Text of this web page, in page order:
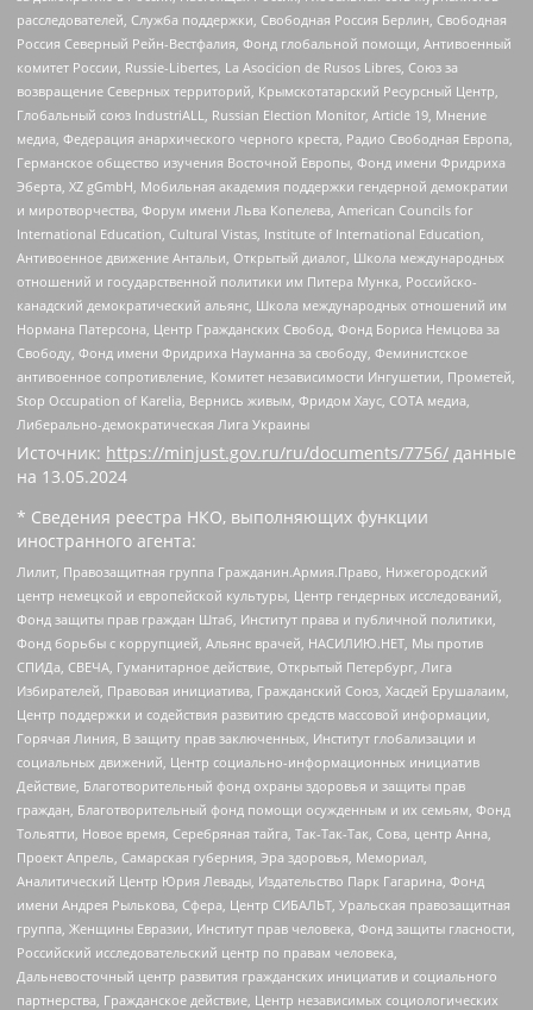
расследователей, Служба поддержки, Свободная Россия Берлин, Свободная
Россия Северный Рейн-Вестфалия, Фонд глобальной помощи, Антивоенный
комитет России, Russie-Libertes, La Asocicion de Rusos Libres, Союз за
возвращение Северных территорий, Крымскотатарский Ресурсный Центр,
Глобальный союз IndustriALL, Russian Election Monitor, Article 19, Мнение
медиа, Федерация анархического черного креста, Радио Свободная Европа,
Германское общество изучения Восточной Европы, Фонд имени Фридриха
Эберта, XZ gGmbH, Мобильная академия поддержки гендерной демократии
и миротворчества, Форум имени Льва Копелева, American Councils for
International Education, Cultural Vistas, Institute of International Education,
Антивоенное движение Антальи, Открытый диалог, Школа международных
отношений и государственной политики им Питера Мунка, Российско-
канадский демократический альянс, Школа международных отношений им
Нормана Патерсона, Центр Гражданских Свобод, Фонд Бориса Немцова за
Свободу, Фонд имени Фридриха Науманна за свободу, Феминистское
антивоенное сопротивление, Комитет независимости Ингушетии, Прометей,
Stop Occupation of Karelia, Вернись живым, Фридом Хаус, СОТА медиа,
Либерально-демократическая Лига Украины
Источник: https://minjust.gov.ru/ru/documents/7756/ данные
на 13.05.2024
* Сведения реестра НКО, выполняющих функции
иностранного агента:
Лилит, Правозащитная группа Гражданин.Армия.Право, Нижегородский
центр немецкой и европейской культуры, Центр гендерных исследований,
Фонд защиты прав граждан Штаб, Институт права и публичной политики,
Фонд борьбы с коррупцией, Альянс врачей, НАСИЛИЮ.НЕТ, Мы против
СПИДа, СВЕЧА, Гуманитарное действие, Открытый Петербург, Лига
Избирателей, Правовая инициатива, Гражданский Союз, Хасдей Ерушалаим,
Центр поддержки и содействия развитию средств массовой информации,
Горячая Линия, В защиту прав заключенных, Институт глобализации и
социальных движений, Центр социально-информационных инициатив
Действие, Благотворительный фонд охраны здоровья и защиты прав
граждан, Благотворительный фонд помощи осужденным и их семьям, Фонд
Тольятти, Новое время, Серебряная тайга, Так-Так-Так, Сова, центр Анна,
Проект Апрель, Самарская губерния, Эра здоровья, Мемориал,
Аналитический Центр Юрия Левады, Издательство Парк Гагарина, Фонд
имени Андрея Рылькова, Сфера, Центр СИБАЛЬТ, Уральская правозащитная
группа, Женщины Евразии, Институт прав человека, Фонд защиты гласности,
Российский исследовательский центр по правам человека,
Дальневосточный центр развития гражданских инициатив и социального
партнерства, Гражданское действие, Центр независимых социологических